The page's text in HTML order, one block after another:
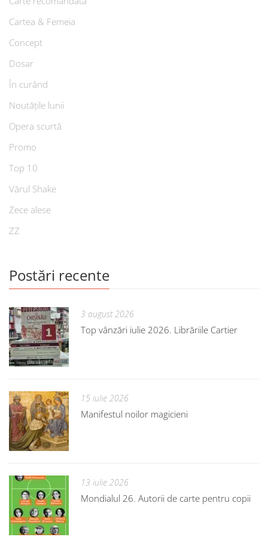
Cartea & Femeia
Concept
Dosar
În curând
Noutățile lunii
Opera scurtă
Promo
Top 10
Vărul Shake
Zece alese
ZZ
Postări recente
3 august 2026
Top vânzări iulie 2026. Librăriile Cartier
15 iulie 2026
Manifestul noilor magicieni
13 iulie 2026
Mondialul 26. Autorii de carte pentru copii